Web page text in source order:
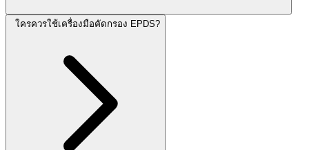
ใครควรใช้เครื่องมือคัดกรอง EPDS?